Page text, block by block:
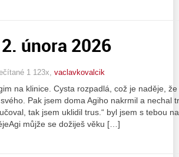
února 2026
1 123x, vaclavkovalcik
na klinice. Cysta rozpadlá, což je naděje,
Pak jsem doma Agiho nakrmil a nechal
tak jsem uklidil trus.“ byl jsem s tebou
můjže se dožiješ věku […]